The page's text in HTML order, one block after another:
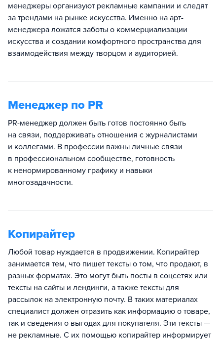
менеджеры организуют рекламные кампании и следят
за трендами на рынке искусства. Именно на арт-
менеджера ложатся заботы о коммерциализации
искусства и создании комфортного пространства для
взаимодействия между творцом и аудиторией.
Менеджер по PR
PR-менеджер должен быть готов постоянно быть
на связи, поддерживать отношения с журналистами
и коллегами. В профессии важны личные связи
в профессиональном сообществе, готовность
к ненормированному графику и навыки
многозадачности.
Копирайтер
Любой товар нуждается в продвижении. Копирайтер
занимается тем, что пишет тексты о том, что продают, в
разных форматах. Это могут быть посты в соцсетях или
тексты на сайты и лендинги, а также тексты для
рассылок на электронную почту. В таких материалах
специалист должен отразить как информацию о товаре,
так и сведения о выгодах для покупателя. Эти тексты —
не рекламные. С их помощью копирайтер информирует